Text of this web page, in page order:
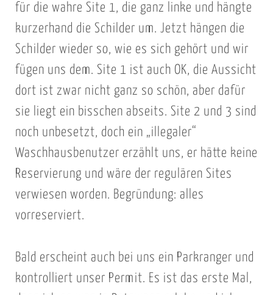
für die wahre Site 1, die ganz linke und hängte
kurzerhand die Schilder um. Jetzt hängen die
Schilder wieder so, wie es sich gehört und wir
fügen uns dem. Site 1 ist auch OK, die Aussicht
dort ist zwar nicht ganz so schön, aber dafür
sie liegt ein bisschen abseits. Site 2 und 3 sind
noch unbesetzt, doch ein „illegaler“
Waschhausbenutzer erzählt uns, er hätte keine
Reservierung und wäre der regulären Sites
verwiesen worden. Begründung: alles
vorreserviert.
Bald erscheint auch bei uns ein Parkranger und
kontrolliert unser Permit. Es ist das erste Mal,